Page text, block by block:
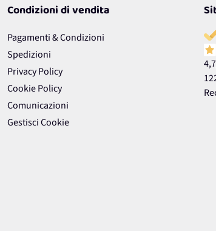
Condizioni di vendita
Pagamenti & Condizioni
Spedizioni
Privacy Policy
Cookie Policy
Comunicazioni
Gestisci Cookie
4,7